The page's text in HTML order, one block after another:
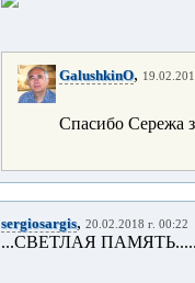
GalushkinO,
Спасибо Сережа
sergiosargis, 20.02.2018 г. 00:22
...СВЕТЛАЯ